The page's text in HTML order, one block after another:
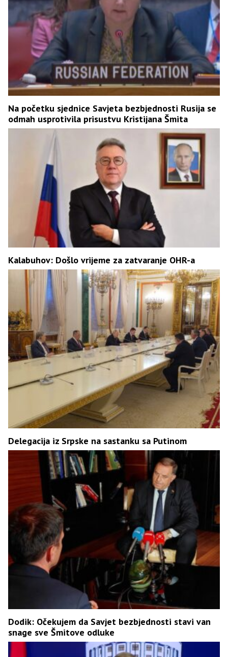
Na početku sjednice Savjeta bezbjednosti Rusija se
odmah usprotivila prisustvu Kristijana Šmita
Kalabuhov: Došlo vrijeme za zatvaranje OHR-a
Delegacija iz Srpske na sastanku sa Putinom
Dodik: Očekujem da Savjet bezbjednosti stavi van
snage sve Šmitove odluke